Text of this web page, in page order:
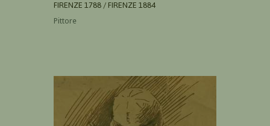
FIRENZE 1788 / FIRENZE 1884
Pittore